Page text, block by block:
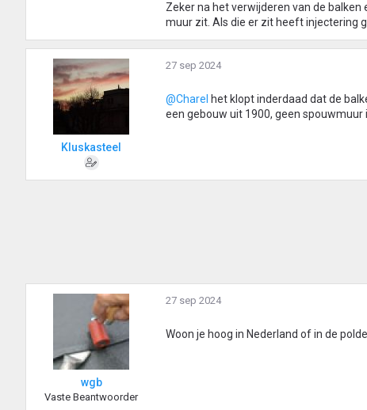
Zeker na het verwijderen van de
muur zit. Als die er zit heeft injectering
Kluskasteel
27 sep 2024
@Charel het klopt inderdaad dat de
een gebouw uit 1900, geen spouwmuur
wgb
Vaste Beantwoorder
27 sep 2024
Woon je hoog in Nederland of in de